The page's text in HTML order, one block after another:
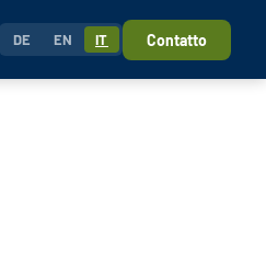
DE EN IT Contatto